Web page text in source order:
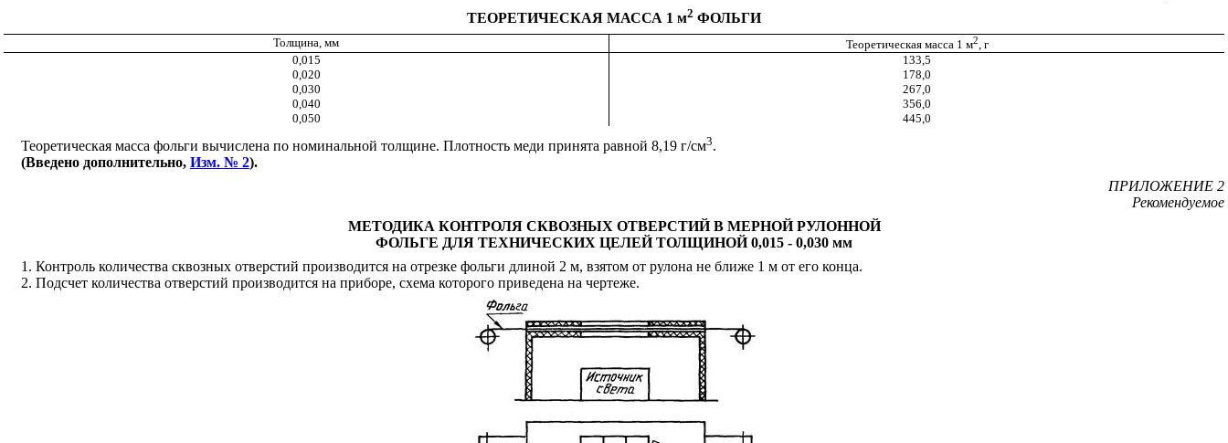
ТЕОРЕТИЧЕСКАЯ МАССА 1 м2 ФОЛЬГИ
Толщина, мм Теоретическая масса 1 м2, г
0,015
133,5
0,020
178,0
0,030
267,0
0,040
356,0
0,050
445,0
Теоретическая масса фольги вычислена по номинальной толщине. Плотность меди принята равной 8,19 г/см3.
(Введено дополнительно, Изм. № 2).
ПРИЛОЖЕНИЕ 2
Рекомендуемое
МЕТОДИКА КОНТРОЛЯ СКВОЗНЫХ ОТВЕРСТИЙ В МЕРНОЙ РУЛОННОЙ
ФОЛЬГЕ ДЛЯ ТЕХНИЧЕСКИХ ЦЕЛЕЙ ТОЛЩИНОЙ 0,015 - 0,030 мм
1. Контроль количества сквозных отверстий производится на отрезке фольги длиной 2 м, взятом от рулона не ближе 1 м от его конца.
2. Подсчет количества отверстий производится на приборе, схема которого приведена на чертеже.